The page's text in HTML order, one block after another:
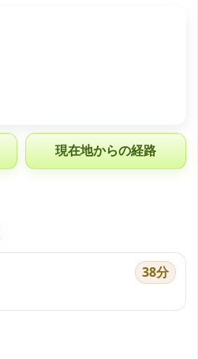
現在地からの経路
38分